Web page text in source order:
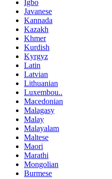
Igbo
Javanese
Kannada
Kazakh
Khmer
Kurdish
Kyrgyz
Latin
Latvian
Lithuanian
Luxembou..
Macedonian
Malagasy
Malay
Malayalam
Maltese
Maori
Marathi
Mongolian
Burmese